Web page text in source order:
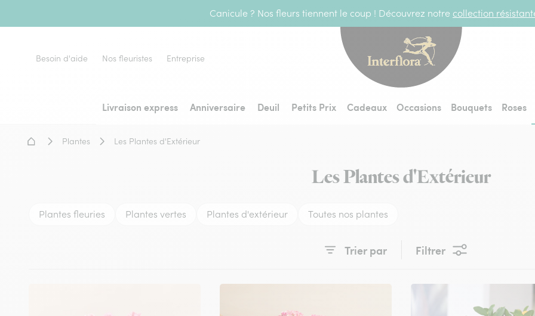
Canicule ? Nos fleurs tiennent le coup ! Découvrez notre collection
Livraison express Anniversaire Deuil Petits Prix Cadeaux Occasions Bouquets Roses
Besoin d'aide Nos fleuristes Entreprise
Accueil - Livraison fleurs
Plantes Les Plantes d'Extérieur
Les Plantes d'Extérieur
Plantes fleuries Plantes vertes Plantes d'extérieur Toutes nos plantes
Trier par Filtrer